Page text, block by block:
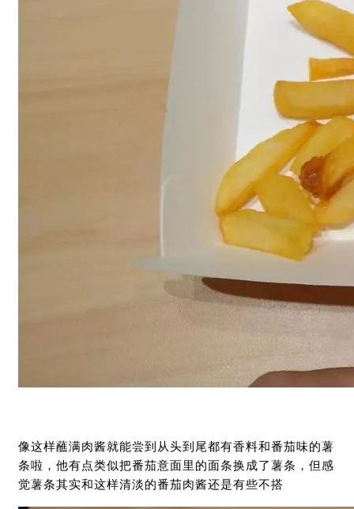
像这样蘸满肉酱就能尝到从头到尾都有香料和番茄味的薯
条啦，他有点类似把番茄意面里的面条换成了薯条，但感
觉薯条其实和这样清淡的番茄肉酱还是有些不搭